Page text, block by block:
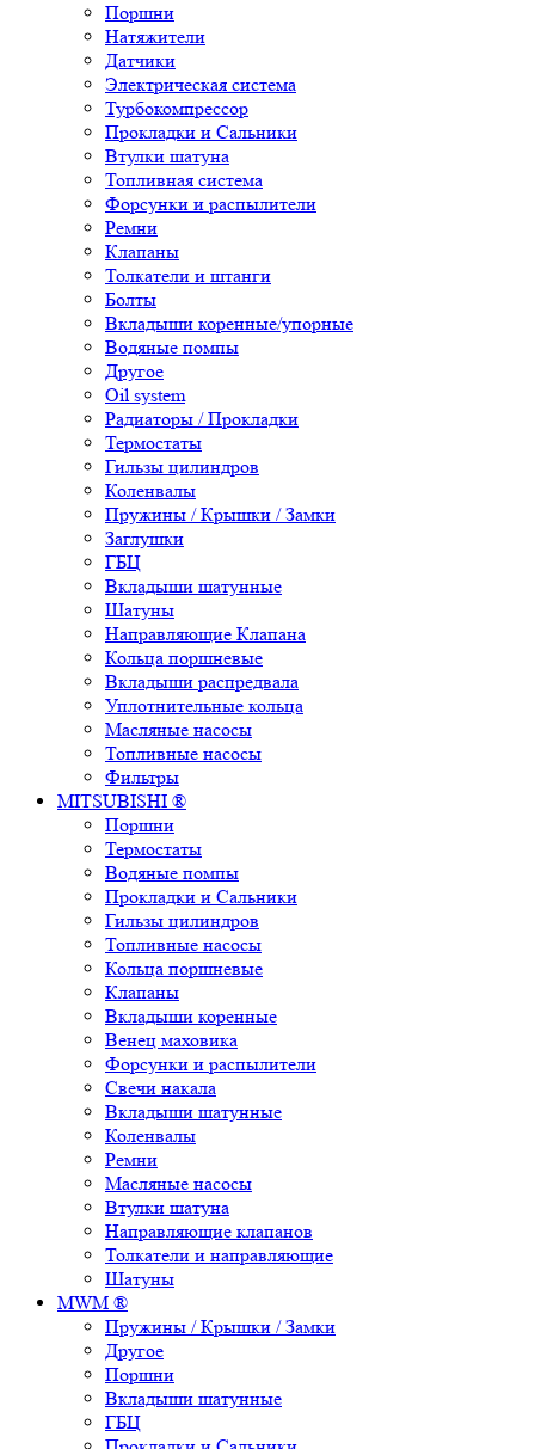
Поршни
Натяжители
Датчики
Электрическая система
Турбокомпрессор
Прокладки и Сальники
Втулки шатуна
Топливная система
Форсунки и распылители
Ремни
Клапаны
Толкатели и штанги
Болты
Вкладыши коренные/упорные
Водяные помпы
Другое
Oil system
Радиаторы / Прокладки
Термостаты
Гильзы цилиндров
Коленвалы
Пружины / Крышки / Замки
Заглушки
ГБЦ
Вкладыши шатунные
Шатуны
Направляющие Клапана
Кольца поршневые
Вкладыши распредвала
Уплотнительные кольца
Масляные насосы
Топливные насосы
Фильтры
MITSUBISHI ®
Поршни
Термостаты
Водяные помпы
Прокладки и Сальники
Гильзы цилиндров
Топливные насосы
Кольца поршневые
Клапаны
Вкладыши коренные
Венец маховика
Форсунки и распылители
Свечи накала
Вкладыши шатунные
Коленвалы
Ремни
Масляные насосы
Втулки шатуна
Направляющие клапанов
Толкатели и направляющие
Шатуны
MWM ®
Пружины / Крышки / Замки
Другое
Поршни
Вкладыши шатунные
ГБЦ